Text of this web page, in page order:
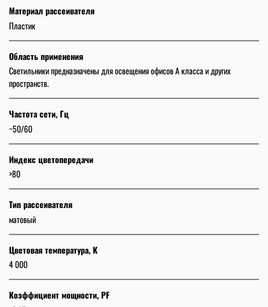
Материал рассеивателя
Пластик
Область применения
Светильники предназначены для освещения офисов А класса и других
пространств.
Частота сети, Гц
~50/60
Индекс цветопередачи
>80
Тип рассеивателя
матовый
Цветовая температура, К
4 000
Коэффициент мощности, PF